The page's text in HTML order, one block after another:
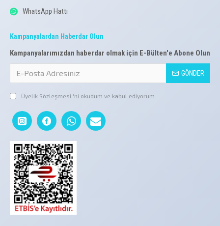
WhatsApp Hattı
Kampanyalardan Haberdar Olun
Kampanyalarımızdan haberdar olmak için E-Bülten'e Abone Olun
GÖNDER
Üyelik Sözleşmesi 'ni okudum ve kabul ediyorum.